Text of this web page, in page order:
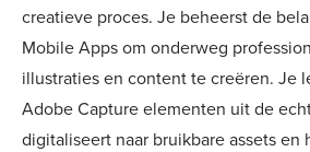
creatieve proces. Je beheerst de
Mobile Apps om onderweg
illustraties en content te creëren. Je
Adobe Capture elementen uit de
digitaliseert naar bruikbare assets en